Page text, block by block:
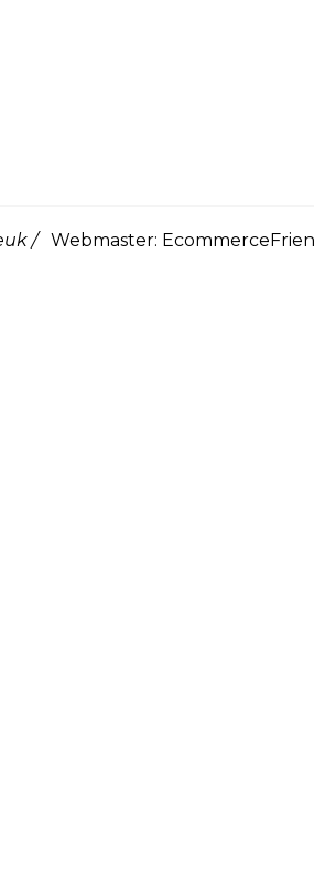
/ Webmaster: